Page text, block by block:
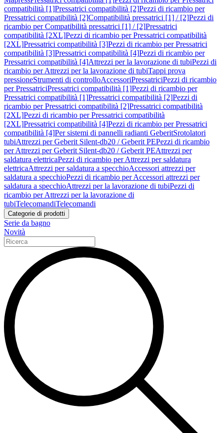
compatibilità [1]Pressatrici compatibilità [2]Pezzi di ricambio per
Pressatrici compatibilità [2]Compatibilità pressatrici [1] / [2]Pezzi di
ricambio per Compatibilità pressatrici [1] / [2]Pressatrici
compatibilità [2XL]Pezzi di ricambio per Pressatrici compatibilità
[2XL]Pressatrici compatibilità [3]Pezzi di ricambio per Pressatrici
compatibilità [3]Pressatrici compatibilità [4]Pezzi di ricambio per
Pressatrici compatibilità [4]Attrezzi per la lavorazione di tubiPezzi di
ricambio per Attrezzi per la lavorazione di tubiTappi prova
pressioneStrumenti di controlloAccessoriPressatriciPezzi di ricambio
per PressatriciPressatrici compatibilità [1]Pezzi di ricambio per
Pressatrici compatibilità [1]Pressatrici compatibilità [2]Pezzi di
ricambio per Pressatrici compatibilità [2]Pressatrici compatibilità
[2XL]Pezzi di ricambio per Pressatrici compatibilità
[2XL]Pressatrici compatibilità [4]Pezzi di ricambio per Pressatrici
compatibilità [4]Per sistemi di pannelli radianti GeberitSrotolatori
tubiAttrezzi per Geberit Silent-db20 / Geberit PEPezzi di ricambio
per Attrezzi per Geberit Silent-db20 / Geberit PEAttrezzi per
saldatura elettricaPezzi di ricambio per Attrezzi per saldatura
elettricaAttrezzi per saldatura a specchioAccessori attrezzi per
saldatura a specchioPezzi di ricambio per Accessori attrezzi per
saldatura a specchioAttrezzi per la lavorazione di tubiPezzi di
ricambio per Attrezzi per la lavorazione di
tubiTelecomandiTelecomandi
Categorie di prodotti
Serie da bagno
Novità